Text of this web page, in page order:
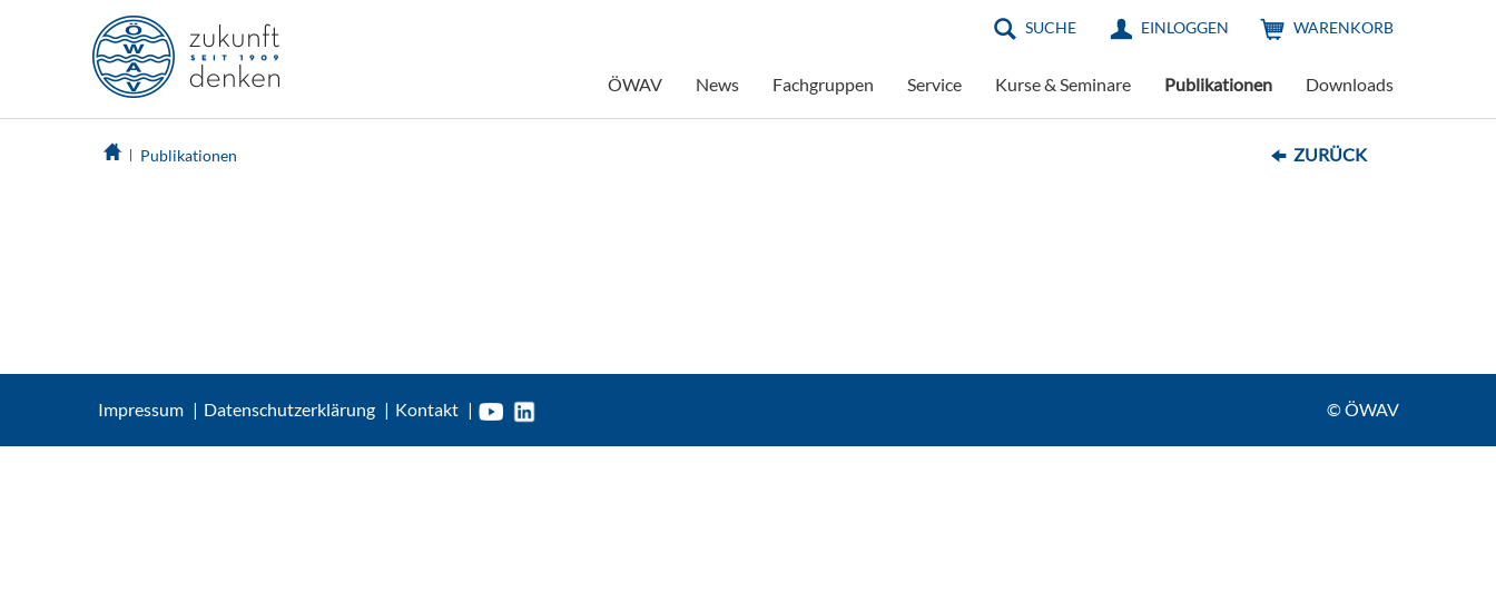
SUCHE EINLOGGEN WARENKORB
ÖWAV News Fachgruppen Service Kurse & Seminare Publikationen Downloads
Publikationen ZURÜCK
Impressum Datenschutzerklärung Kontakt © ÖWAV